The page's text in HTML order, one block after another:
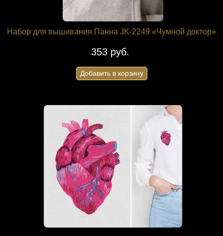
Набор для вышивания Панна JK-2249 «Чумной доктор»
353 руб.
Добавить в корзину